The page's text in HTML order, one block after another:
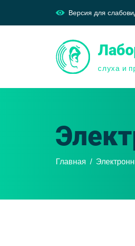
Версия для
слуха и
Главная